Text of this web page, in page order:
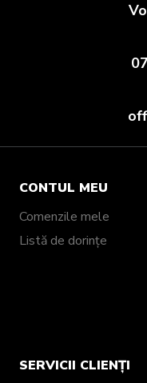
CONTUL MEU
Comenzile mele
Listă de dorințe
SERVICII CLIENȚI